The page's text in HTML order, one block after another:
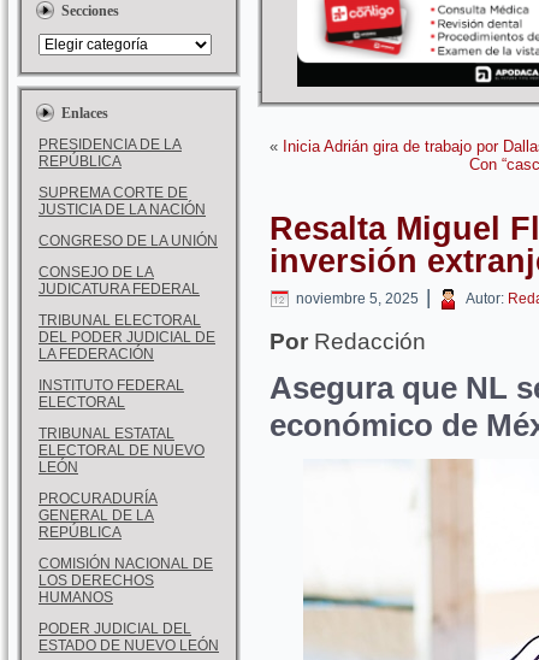
Secciones
Enlaces
PRESIDENCIA DE LA
REPÚBLICA
SUPREMA CORTE DE
JUSTICIA DE LA NACIÓN
CONGRESO DE LA UNIÓN
CONSEJO DE LA
JUDICATURA FEDERAL
TRIBUNAL ELECTORAL
DEL PODER JUDICIAL DE
LA FEDERACIÓN
INSTITUTO FEDERAL
ELECTORAL
TRIBUNAL ESTATAL
ELECTORAL DE NUEVO
LEÓN
PROCURADURÍA
GENERAL DE LA
REPÚBLICA
COMISIÓN NACIONAL DE
LOS DERECHOS
HUMANOS
PODER JUDICIAL DEL
ESTADO DE NUEVO LEÓN
« Inicia Adrián gira de trabajo por
Con
Resalta Miguel
inversión
noviembre 5, 2025 | Autor:
Por Redacción
Asegura que NL
económico de